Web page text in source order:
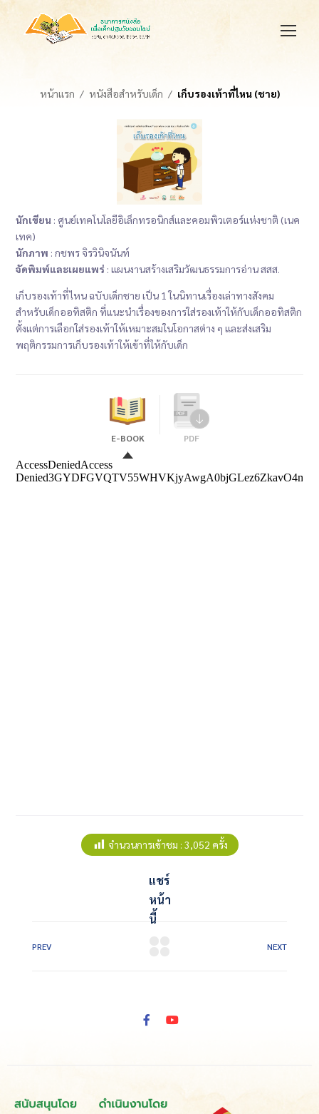
หน้าแรก หนังสือสำหรับเด็ก เก็บรองเท้าที่ไหน (ชาย)
นักเขียน : ศูนย์เทคโนโลยีอิเล็กทรอนิกส์และคอมพิวเตอร์แห่งชาติ (เนค
เทค)
นักภาพ : กชพร จิรวินิจนันท์
จัดพิมพ์และเผยแพร่ : แผนงานสร้างเสริมวัฒนธรรมการอ่าน สสส.
เก็บรองเท้าที่ไหน ฉบับเด็กชาย เป็น 1 ในนิทานเรื่องเล่าทางสังคม
สำหรับเด็กออทิสติก ที่แนะนำเรื่องของการใส่รองเท้าให้กับเด็กออทิสติก
ตั้งแต่การเลือกใส่รองเท้าให้เหมาะสมในโอกาสต่าง ๆ และส่งเสริม
พฤติกรรมการเก็บรองเท้าให้เข้าที่ให้กับเด็ก
E-BOOK PDF
จำนวนการเข้าชม : 3,052 ครั้ง
แชร์
หน้า
นี้
PREV NEXT